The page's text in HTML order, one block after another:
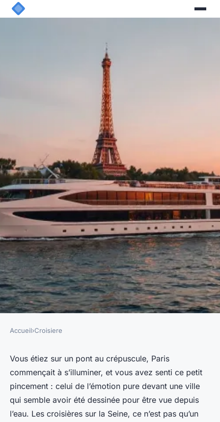
Découvrez des croisières
parisiennes exceptionnelles à
bord
Ludmilla•17/03/2026 18:41 •10 min de lecture
Accueil›Croisiere
Vous étiez sur un pont au crépuscule, Paris
commençait à s’illuminer, et vous avez senti ce petit
pincement : celui de l’émotion pure devant une ville
qui semble avoir été dessinée pour être vue depuis
l’eau. Les croisières sur la Seine, ce n’est pas qu’un